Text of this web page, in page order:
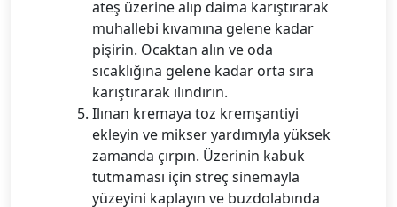
ateş üzerine alıp daima karıştırarak
muhallebi kıvamına gelene kadar
pişirin. Ocaktan alın ve oda
sıcaklığına gelene kadar orta sıra
karıştırarak ılındırın.
Ilınan kremaya toz kremşantiyi
ekleyin ve mikser yardımıyla yüksek
zamanda çırpın. Üzerinin kabuk
tutmaması için streç sinemayla
yüzeyini kaplayın ve buzdolabında